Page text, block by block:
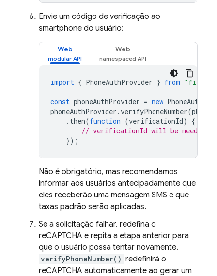
Envie um código de verificação ao
smartphone do usuário:
Web Web
import { PhoneAuthProvider } from
const phoneAuthProvider = new
phoneAuthProvider .verifyPhoneNumber(
. then(function (verificationId)
{
// verificationId will be needed to
});
Não é obrigatório, mas recomendamos
informar aos usuários antecipadamente que
eles receberão uma mensagem SMS e que
taxas padrão serão aplicadas.
Se a solicitação falhar, redefina o
reCAPTCHA e repita a etapa anterior para
que o usuário possa tentar novamente.
verifyPhoneNumber() redefinirá o
reCAPTCHA automaticamente ao gerar um